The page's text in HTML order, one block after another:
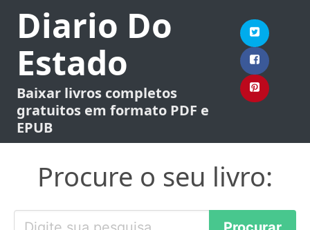
Diario Do
Estado
Baixar livros completos
gratuitos em formato PDF e
EPUB
Procure o seu livro: